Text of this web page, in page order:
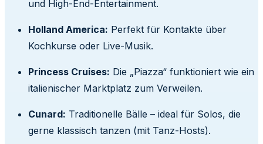
und High-End-Entertainment.
Holland America: Perfekt für Kontakte über
Kochkurse oder Live-Musik.
Princess Cruises: Die „Piazza“ funktioniert wie ein
italienischer Marktplatz zum Verweilen.
Cunard: Traditionelle Bälle – ideal für Solos, die
gerne klassisch tanzen (mit Tanz-Hosts).